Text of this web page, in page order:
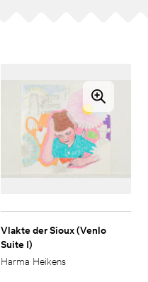
Vlakte der Sioux (Venlo
Suite I)
Harma Heikens